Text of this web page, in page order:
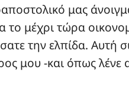
μας
το μέχρι τώρα
την ελπίδα. Αυτή
μου -και όπως